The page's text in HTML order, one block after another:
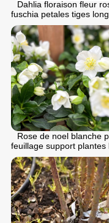
Dahlia floraison fleur
fuschia petales tiges
Rose de noel blanche
feuillage support plantes